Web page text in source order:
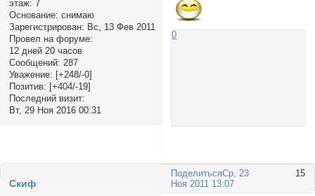
этаж: 7
Основание: снимаю
Зарегистрирован: Вс, 13 Фев 2011
Провел на форуме:
12 дней 20 часов
Сообщений: 287
Уважение: [+248/-0]
Позитив: [+404/-19]
Последний визит:
Вт, 29 Ноя 2016 00:31
0
Поделиться 15
Ср, 23
Ноя 2011 13:07
Cкиф